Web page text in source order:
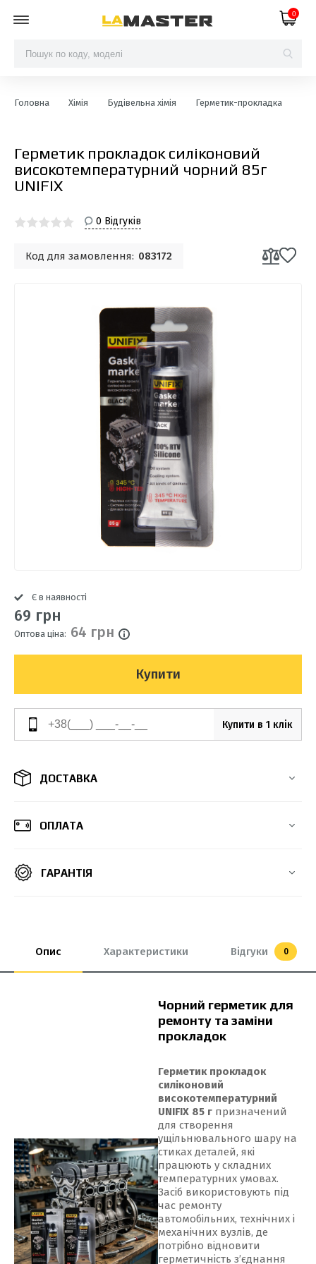
0
Головна Хімія Будівельна хімія Герметик-прокладка
Герметик прокладок силіконовий
високотемпературний чорний 85г
UNIFIX
0 Відгуків
Код для замовлення: 083172
Є в наявності
69 грн
Оптова ціна: 64 грн
Купити
Купити в 1 клік
ДОСТАВКА
ОПЛАТА
ГАРАНТІЯ
Опис Характеристики Відгуки 0
Чорний герметик для
ремонту та заміни
прокладок
Герметик прокладок
силіконовий
високотемпературний
UNIFIX 85 г призначений
для створення
ущільнювального шару на
стиках деталей, які
працюють у складних
температурних умовах.
Засіб використовують під
час ремонту
автомобільних, технічних і
механічних вузлів, де
потрібно відновити
герметичність з’єднання